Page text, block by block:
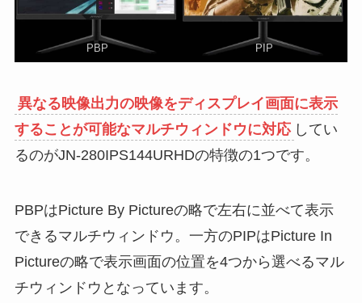
PBP PIP
異なる映像出力の映像をディスプレイ画面に表示
することが可能なマルチウィンドウに対応 してい
るのがJN-280IPS144URHDの特徴の1つです。
PBPはPicture By Pictureの略で左右に並べて表示
できるマルチウィンドウ。一方のPIPはPicture In
Pictureの略で表示画面の位置を4つから選べるマル
チウィンドウとなっています。